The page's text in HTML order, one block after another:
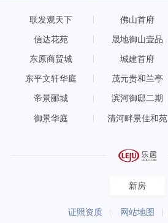
联发观天下 佛山首府
信达花苑 晟地御山壹品
东原商贸城 城建首府
东平文轩华庭 茂元贵和兰亭
帝景郦城 滨河御邸二期
御景华庭 清河畔景佳和苑
新房
证照资质 网站地图